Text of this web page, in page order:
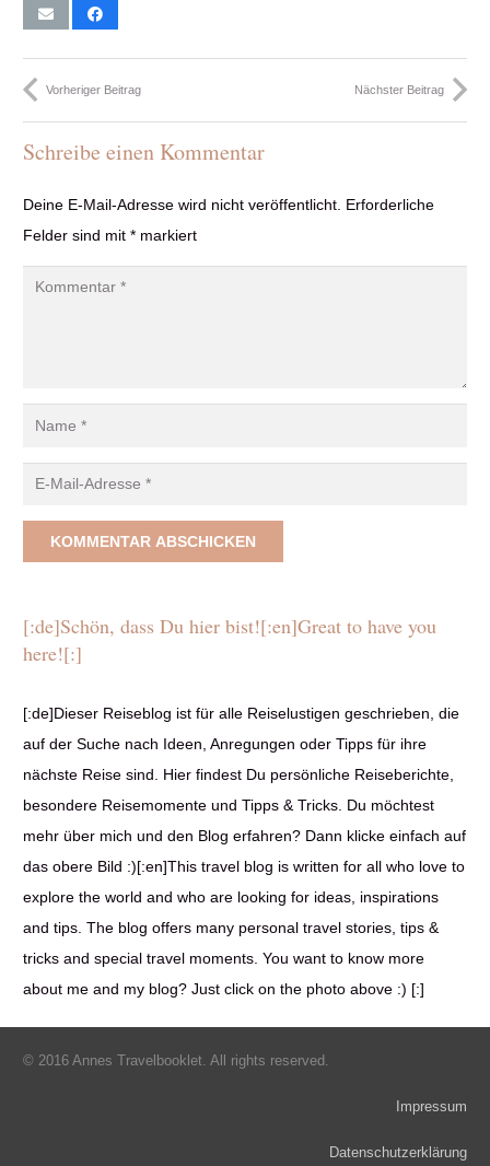
Vorheriger Beitrag Nächster Beitrag
Schreibe einen Kommentar
Deine E-Mail-Adresse wird nicht veröffentlicht. Erforderliche
Felder sind mit * markiert
KOMMENTAR ABSCHICKEN
[:de]Schön, dass Du hier bist![:en]Great to have you
here![:]
[:de]Dieser Reiseblog ist für alle Reiselustigen geschrieben, die
auf der Suche nach Ideen, Anregungen oder Tipps für ihre
nächste Reise sind. Hier findest Du persönliche Reiseberichte,
besondere Reisemomente und Tipps & Tricks. Du möchtest
mehr über mich und den Blog erfahren? Dann klicke einfach auf
das obere Bild :)[:en]This travel blog is written for all who love to
explore the world and who are looking for ideas, inspirations
and tips. The blog offers many personal travel stories, tips &
tricks and special travel moments. You want to know more
about me and my blog? Just click on the photo above :) [:]
© 2016 Annes Travelbooklet. All rights reserved.
Impressum
Datenschutzerklärung